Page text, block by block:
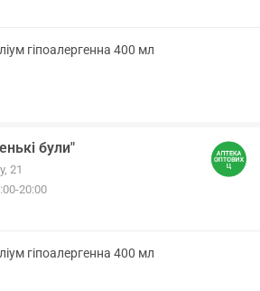
гіпоалергенна 400 мл
були"
21
20:00
гіпоалергенна 400 мл